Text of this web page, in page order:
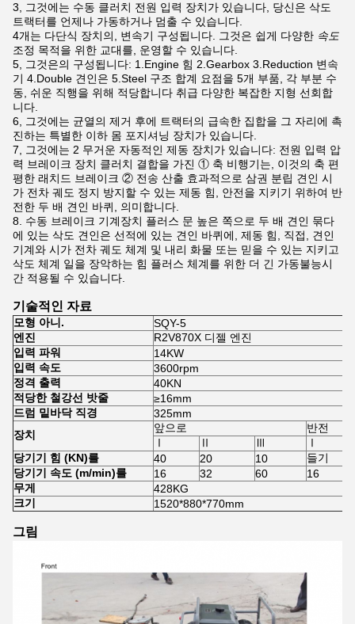
3, 그것에는 수동 클러치 전원 입력 장치가 있습니다, 당신은 삭도
트랙터를 언제나 가동하거나 멈출 수 있습니다.
4개는 다단식 장치의, 변속기 구성됩니다. 그것은 쉽게 다양한 속도
조정 목적을 위한 교대를, 운영할 수 있습니다.
5, 그것은의 구성됩니다: 1.Engine 힘 2.Gearbox 3.Reduction 변속
기 4.Double 견인은 5.Steel 구조 합계 요점을 5개 부품, 각 부분 수
동, 쉬운 직행을 위해 적당합니다 취급 다양한 복잡한 지형 선회합
니다.
6, 그것에는 균열의 제거 후에 트랙터의 급속한 집합을 그 자리에 촉
진하는 특별한 이하 몸 포지셔닝 장치가 있습니다.
7, 그것에는 2 무거운 자동적인 제동 장치가 있습니다: 전원 입력 압
력 브레이크 장치 클러치 결합을 가진 ① 축 비행기는, 이것의 축 편
평한 래치드 브레이크 ② 전송 산출 효과적으로 삼권 분립 견인 시
가 전차 궤도 정지 방지할 수 있는 제동 힘, 안전을 지키기 위하여 반
전한 두 배 견인 바퀴, 의미합니다.
8. 수동 브레이크 기계장치 플러스 문 높은 쪽으로 두 배 견인 묶다
에 있는 삭도 견인은 선적에 있는 견인 바퀴에, 제동 힘, 직접, 견인
기계와 시가 전차 궤도 체계 및 내리 화물 또는 믿을 수 있는 지키고
삭도 체계 일을 장악하는 힘 플러스 체계를 위한 더 긴 가동불능시
간 적용될 수 있습니다.
기술적인 자료
모형 아니.
SQY-5
엔진
R2V870X 디젤 엔진
입력 파워
14KW
입력 속도
3600rpm
정격 출력
40KN
적당한 철강선 밧줄
≥16mm
드럼 밑바닥 직경
325mm
장치
앞으로
반전
Ⅰ
Ⅱ Ⅲ
Ⅰ
당기기 힘 (KN)를
40 20 10
들기
당기기 속도 (m/min)를
16 32 60
16
무게
428KG
크기
1520*880*770mm
그림